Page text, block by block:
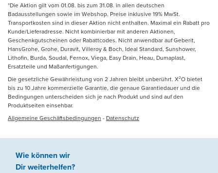
*Die Aktion gilt vom 01.08. bis zum 31.08. in allen deutschen
Badausstellungen sowie im Webshop. Preise inklusive 19% MwSt.
Transportkosten sind in dieser Aktion nicht enthalten. Maximal ein Rabatt pro
Kunde/Lieferadresse. Nicht kombinierbar mit anderen Aktionen,
Geschenkgutscheinen oder Rabattcodes. Nicht anwendbar auf Geberit,
HansGrohe, Grohe, Duravit, Villeroy & Boch, Ideal Standard, Sunshower,
Lithofin, Burda, Soudal, Fernox, Viega, Easy Drain, Heau, Dumaplast,
Ersatzteile und Maßanfertigungen.
Die gesetzliche Gewährleistung von 2 Jahren bleibt unberührt. X²O bietet
bis zu 10 Jahre kommerzielle Garantie, die genaue Garantiedauer und die
Bedingungen unterscheiden sich je nach Produkt und sind auf den
Produktseiten einsehbar.
Allgemeine Geschäftsbedingungen - Datenschutz
Wie können wir
Dir weiterhelfen?